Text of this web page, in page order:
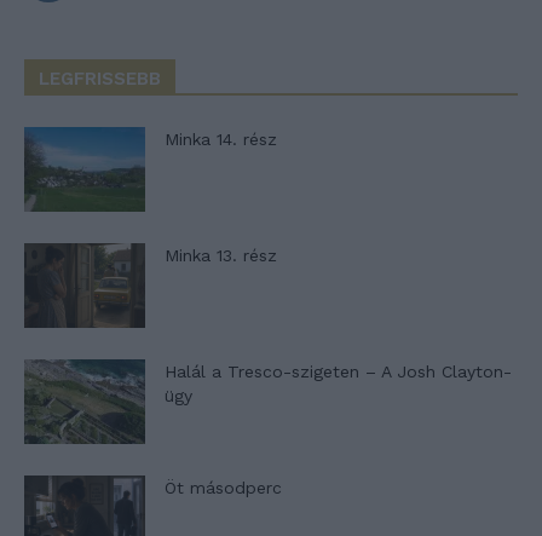
LEGFRISSEBB
Minka 14. rész
Minka 13. rész
Halál a Tresco-szigeten – A Josh Clayton-
ügy
Öt másodperc